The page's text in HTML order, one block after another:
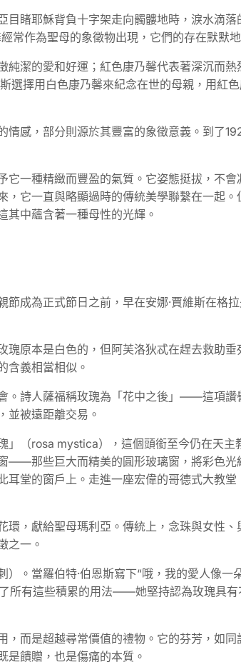
睹耶穌背負十字架走向髑髏地時，淚水滴
作為聖母的象徵物出現，它們的存在默默
潔的愛和好運；紅色康乃馨代表著深沉而
選擇用白色康乃馨來紀念在世的母親，用紅
感，部分則源於其豐富的象徵意義。到了
一種精緻而豐盈的氣質。它姿態挺拔，不
它一直與略顯過時的傳統美學聯繫在一起
其中蘊含著一種母性的光輝。
成為正式節日之前，早在安娜·賈維斯在格
原本是白色的，但阿芙洛狄忒在趕去救助
義相當相似。
。詩人薩福稱玫瑰為「花中之後」——這項
並被遠距離交易。
（rosa mystica），這個頭銜至今仍在天
——那些巨大而精美的圓形玻璃窗，將彩色
堂的窗戶上。走進一座宏偉的哥德式大教
獻給聖母瑪利亞。傳統上，念珠與女性、
之一。
。當羅伯特·伯恩斯寫下“哦，我的愛人像一
所有這些積累的用法——她堅持認為玫瑰具
而是超越尋常價值的禮物。它的芬芳，如
是饋贈，也是傷痛的本質。